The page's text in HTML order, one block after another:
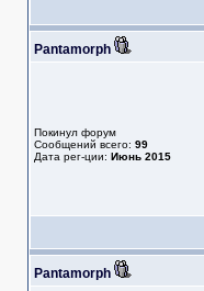
Pantamorph
Покинул форум
Сообщений всего: 99
Дата рег-ции: Июнь 2015
Pantamorph